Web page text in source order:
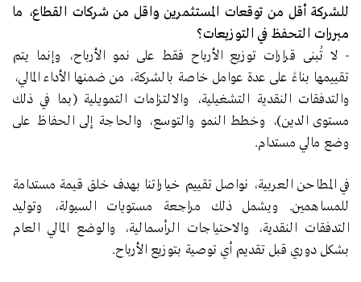
للشركة أقل من توقعات المستثمرين واقل من شركات القطاع، ما
مبررات التحفظ في التوزيعات؟
-لا تُبنى قرارات توزيع الأرباح فقط على نمو الأرباح، وإنما يتم
تقييمها بناءً على عدة عوامل خاصة بالشركة، من ضمنها الأداء المالي،
والتدفقات النقدية التشغيلية، والالتزامات التمويلية (بما في ذلك
مستوى الدين)، وخطط النمو والتوسع، والحاجة إلى الحفاظ على
وضع مالي مستدام.
في المطاحن العربية، نواصل تقييم خياراتنا بهدف خلق قيمة مستدامة
للمساهمين. ويشمل ذلك مراجعة مستويات السيولة، وتوليد
التدفقات النقدية، والاحتياجات الرأسمالية، والوضع المالي العام
بشكل دوري قبل تقديم أي توصية بتوزيع الأرباح.